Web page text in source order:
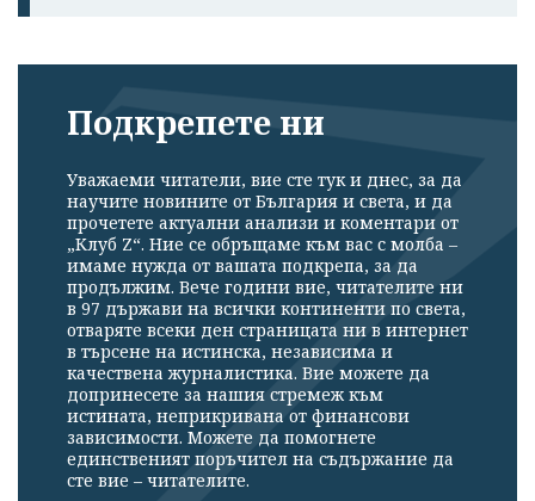
Подкрепете ни
Уважаеми читатели, вие сте тук и днес, за да
научите новините от България и света, и да
прочетете актуални анализи и коментари от
„Клуб Z“. Ние се обръщаме към вас с молба –
имаме нужда от вашата подкрепа, за да
продължим. Вече години вие, читателите ни
в 97 държави на всички континенти по света,
отваряте всеки ден страницата ни в интернет
в търсене на истинска, независима и
качествена журналистика. Вие можете да
допринесете за нашия стремеж към
истината, неприкривана от финансови
зависимости. Можете да помогнете
единственият поръчител на съдържание да
сте вие – читателите.